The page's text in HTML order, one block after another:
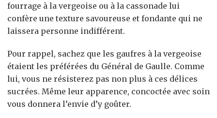
fourrage à la vergeoise ou à la cassonade lui
confère une texture savoureuse et fondante qui ne
laissera personne indifférent.
Pour rappel, sachez que les gaufres à la vergeoise
étaient les préférées du Général de Gaulle. Comme
lui, vous ne résisterez pas non plus à ces délices
sucrées. Même leur apparence, concoctée avec soin
vous donnera l’envie d’y goûter.